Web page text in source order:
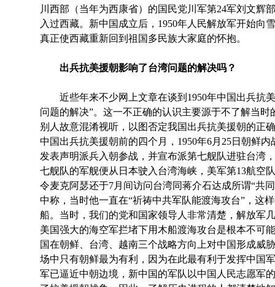
川西部（当年为西康省）的国民党川军第24军刘文辉
入过西藏。新中国成立后，1950年人民解放军开始向
真正使西藏重新回到祖国多民族大家庭的怀抱。
出兵抗美援朝影响了台湾问题的解决吗？
近些年来不少网上文章在谈到1950年中国出兵抗美
问题的解决”。这一不正确的认识主要源于不了解当
别人故意混淆视听，以图否定我国出兵抗美援朝的正
中国出兵抗美援朝前的四个月，1950年6月25日朝鲜
发表声明派兵入朝参战，并宣布派第七舰队进驻台湾
七舰队的军舰便从日本驶入台湾海峡，美军第13航空
令麦克阿瑟还于7月间访问台湾同蒋介石达成所谓“共
中称，当时他一直在“祈祷中共军队能渡海攻台”，这
船。当时，我们的党和国家领导人非常清楚，解放军
美国强大的海空军拦堵下用木船渡海攻台是根本不可
国在朝鲜、台湾、越南三个战略方向上对中国形成威
场中只有朝鲜最为有利，因为在此最有利于发挥中国
军已逼近中朝边境，新中国的军队以中国人民志愿军